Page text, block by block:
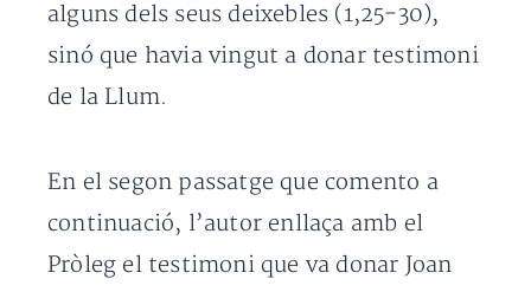
alguns dels seus deixebles (1,25-30),
sinó que havia vingut a donar testimoni
de la Llum.
En el segon passatge que comento a
continuació, l’autor enllaça amb el
Pròleg el testimoni que va donar Joan